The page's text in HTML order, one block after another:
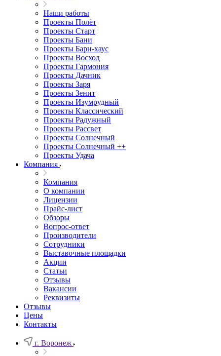
Наши работы
Проекты Полёт
Проекты Старт
Проекты Бани
Проекты Барн-хаус
Проекты Восход
Проекты Гармония
Проекты Дачник
Проекты Заря
Проекты Зенит
Проекты Изумрудный
Проекты Классический
Проекты Радужный
Проекты Рассвет
Проекты Солнечный
Проекты Солнечный ++
Проекты Удача
Компания
Компания
О компании
Лицензии
Прайс-лист
Обзоры
Вопрос-ответ
Производители
Сотрудники
Выставочные площадки
Акции
Статьи
Отзывы
Вакансии
Реквизиты
Отзывы
Цены
Контакты
г. Воронеж